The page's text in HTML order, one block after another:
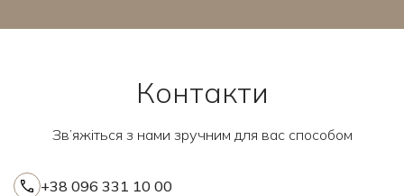
Контакти
Зв’яжіться з нами зручним для вас способом
+38 096 331 10 00